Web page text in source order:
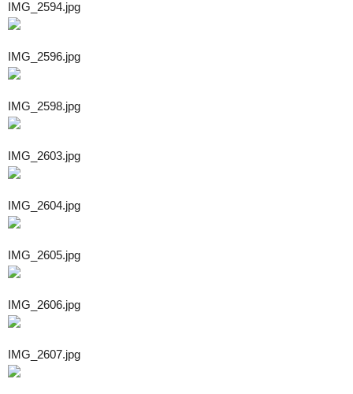
IMG_2594.jpg
IMG_2596.jpg
IMG_2598.jpg
IMG_2603.jpg
IMG_2604.jpg
IMG_2605.jpg
IMG_2606.jpg
IMG_2607.jpg